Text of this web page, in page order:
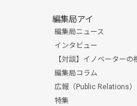
編集局アイ
編集局ニュース
インタビュー
【対談】イノベーターの
編集局コラム
広報（Public Relations）
特集